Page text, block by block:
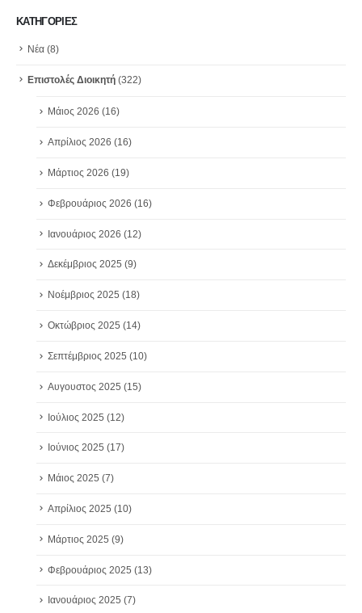
ΚΑΤΗΓΟΡΙΕΣ
Νέα (8)
Επιστολές Διοικητή (322)
Μάιος 2026 (16)
Απρίλιος 2026 (16)
Μάρτιος 2026 (19)
Φεβρουάριος 2026 (16)
Ιανουάριος 2026 (12)
Δεκέμβριος 2025 (9)
Νοέμβριος 2025 (18)
Οκτώβριος 2025 (14)
Σεπτέμβριος 2025 (10)
Αυγουστος 2025 (15)
Ιούλιος 2025 (12)
Ιούνιος 2025 (17)
Μάιος 2025 (7)
Απρίλιος 2025 (10)
Μάρτιος 2025 (9)
Φεβρουάριος 2025 (13)
Ιανουάριος 2025 (7)